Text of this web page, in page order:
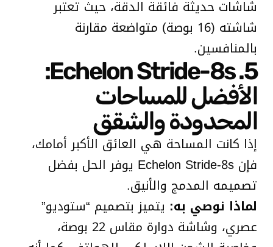
شاشات حديثة فائقة الدقة، حيث تعتبر
شاشته (16 بوصة) متواضعة مقارنة
بالمنافسين.
5. Echelon Stride-8s:
الأفضل للمساحات
المحدودة والشقق
إذا كانت المساحة هي العائق الأكبر أمامك،
فإن Echelon Stride-8s يوفر الحل بفضل
تصميمه المدمج والأنيق.
لماذا نوصي به: يتميز بتصميم “ستوديو”
عصري، وشاشة دوارة مقاس 22 بوصة،